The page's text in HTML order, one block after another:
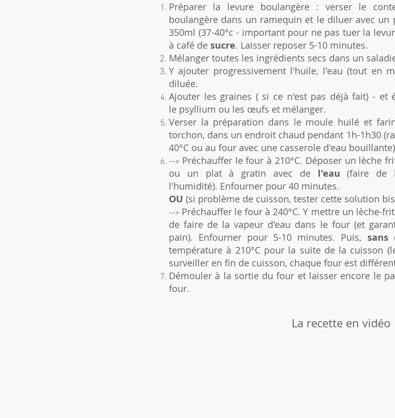
Préparer la levure boulangère : verser le
boulangère dans un ramequin et le diluer avec un
350ml (37-40°c - important pour ne pas tuer la
à café de sucre. Laisser reposer 5-10 minutes.
Mélanger toutes les ingrédients secs dans un
Y ajouter progressivement l'huile, l'eau (tout en
diluée.
Ajouter les graines ( si ce n'est pas déjà fait) - et
le psyllium ou les œufs et mélanger.
Verser la préparation dans le moule huilé et
torchon, dans un endroit chaud pendant 1h-1h30
40°C ou au four avec une casserole d'eau
--> Préchauffer le four à 210°C. Déposer un lèche
ou un plat à gratin avec de l'eau (faire de
l'humidité). Enfourner pour 40 minutes.
OU (si problème de cuisson, tester cette solution
--> Préchauffer le four à 240°C. Y mettre un lèche-
de faire de la vapeur d'eau dans le four (et
pain). Enfourner pour 5-10 minutes. Puis,
température à 210°C pour la suite de la cuisson
surveiller en fin de cuisson, chaque four est
Démouler à la sortie du four et laisser encore le
four.
La recette en vidéo